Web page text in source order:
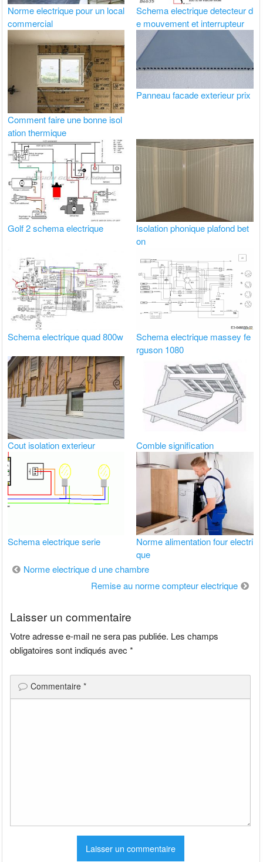
Norme electrique pour un local
commercial
Schema electrique detecteur d
e mouvement et interrupteur
Comment faire une bonne isol
ation thermique
Panneau facade exterieur prix
Golf 2 schema electrique
Isolation phonique plafond bet
on
Schema electrique quad 800w
Schema electrique massey fe
rguson 1080
Cout isolation exterieur Comble signification
Schema electrique serie
Norme alimentation four electri
que
Navigation
Norme electrique d une chambre
Remise au norme compteur electrique
Laisser un commentaire
Votre adresse e-mail ne sera pas publiée. Les champs
obligatoires sont indiqués avec*
Commentaire*